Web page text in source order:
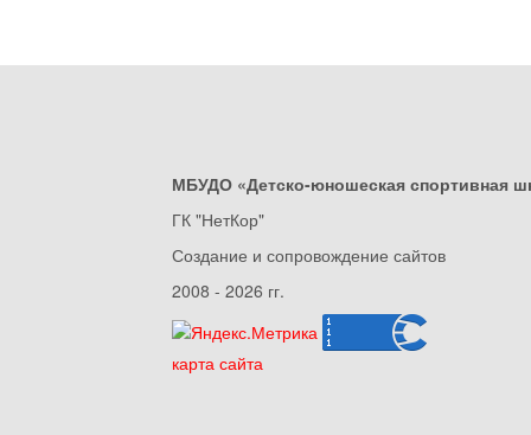
МБУДО «Детско-юношеская спортивная
ГК "НетКор"
Создание и сопровождение сайтов
2008 - 2026 гг.
карта сайта